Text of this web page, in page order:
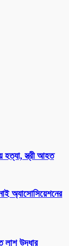
হত্যা, স্ত্রী আহত
অ্যাসোসিয়েশনের
লাশ উদ্ধার